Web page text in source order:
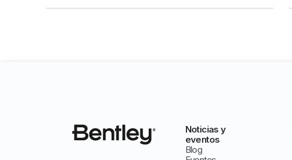
Noticias y
eventos
Blog